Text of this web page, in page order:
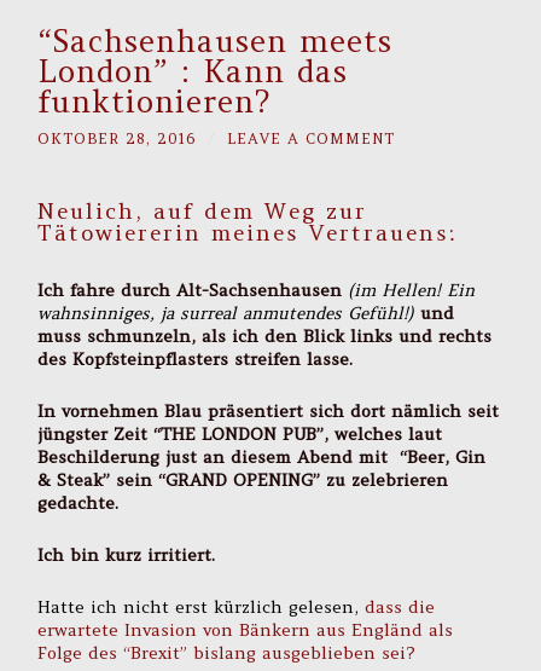
“Sachsenhausen meets
London” : Kann das
funktionieren?
OKTOBER 28, 2016 LEAVE A COMMENT
Neulich, auf dem Weg zur
Tätowiererin meines Vertrauens:
Ich fahre durch Alt-Sachsenhausen (im Hellen! Ein
wahnsinniges, ja surreal anmutendes Gefühl!)und
muss schmunzeln, als ich den Blick links und rechts
des Kopfsteinpflasters streifen lasse.
In vornehmen Blau präsentiert sich dort nämlich seit
jüngster Zeit “THE LONDON PUB”, welches laut
Beschilderung just an diesem Abend mit “Beer, Gin
& Steak” sein “GRAND OPENING” zu zelebrieren
gedachte.
Ich bin kurz irritiert.
Hatte ich nicht erst kürzlich gelesen,dass die
erwartete Invasion von Bänkern aus Engländ als
Folge des “Brexit” bislang ausgeblieben sei?